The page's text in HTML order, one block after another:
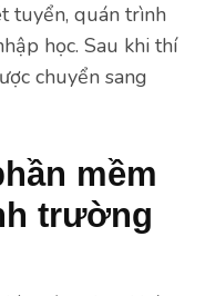
tuyển, quán trình
học. Sau khi thí
chuyển sang
mềm
trường